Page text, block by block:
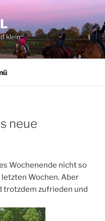
klein
neue
Wochenende nicht so
Wochen. Aber
trotzdem zufrieden und